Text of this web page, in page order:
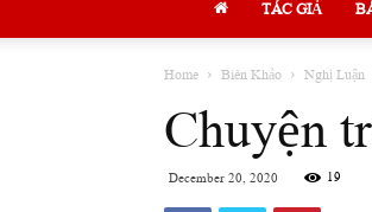
TÁC GIẢ
Home Biên Khảo Nghị Luận
Chuyện
December 20, 2020 19